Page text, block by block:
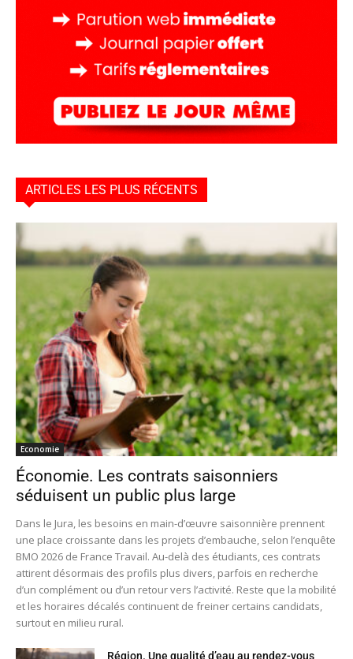
ARTICLES LES PLUS RÉCENTS
Economie
Économie. Les contrats saisonniers
séduisent un public plus large
Dans le Jura, les besoins en main-d’œuvre saisonnière prennent
une place croissante dans les projets d’embauche, selon l’enquête
BMO 2026 de France Travail. Au-delà des étudiants, ces contrats
attirent désormais des profils plus divers, parfois en recherche
d’un complément ou d’un retour vers l’activité. Reste que la mobilité
et les horaires décalés continuent de freiner certains candidats,
surtout en milieu rural.
Région. Une qualité d’eau au rendez-vous